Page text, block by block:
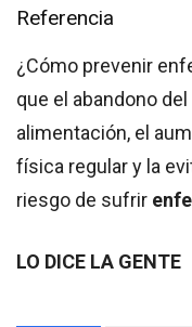
Referencia
¿Cómo prevenir
que el abandono
alimentación, el
física regular y la
riesgo de sufrir
LO DICE LA GENTE